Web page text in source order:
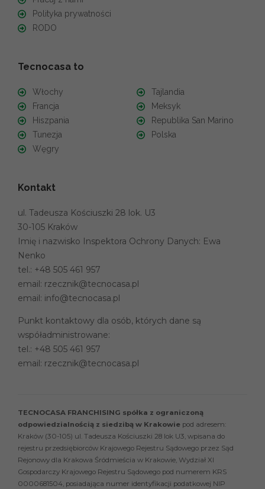
Polityka prywatności
RODO
Tecnocasa to
Włochy
Francja
Hiszpania
Tunezja
Węgry
Tajlandia
Meksyk
Republika San Marino
Polska
Kontakt
ul. Tadeusza Kościuszki 28 lok. U3
30-105 Kraków
Imię i nazwisko Inspektora Ochrony Danych: Ewa
Nenko
tel.: +48 505 461 957
email: rzecznik@tecnocasa.pl
email: info@tecnocasa.pl
Punkt kontaktowy dla osób, których dane są
współadministrowane:
tel.: +48 505 461 957
email: rzecznik@tecnocasa.pl
TECNOCASA FRANCHISING spółka z ograniczoną
odpowiedzialnością z siedzibą w Krakowie pod adresem:
Kraków (30-105) ul. Tadeusza Kościuszki 28 lok U3, wpisana do
rejestru przedsiębiorców Krajowego Rejestru Sądowego przez Sąd
Rejonowy dla Krakowa Śródmieścia w Krakowie, Wydział XI
Gospodarczy Krajowego Rejestru Sądowego pod numerem KRS
0000681504, posiadająca numer identyfikacji podatkowej NIP